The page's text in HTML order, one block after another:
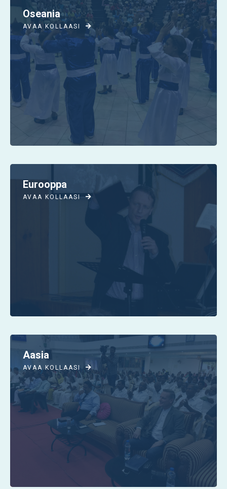
Oseania
AVAA KOLLAASI 
Eurooppa
AVAA KOLLAASI 
Aasia
AVAA KOLLAASI 